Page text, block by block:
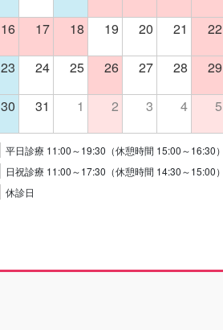
16 17 18 19 20 21 22
23 24 25 26 27 28 29
30 31 1 2 3 4 5
平日診療 11:00～19:30（休憩時間 15:00～16:30）
日祝診療 11:00～17:30（休憩時間 14:30～15:00）
休診日